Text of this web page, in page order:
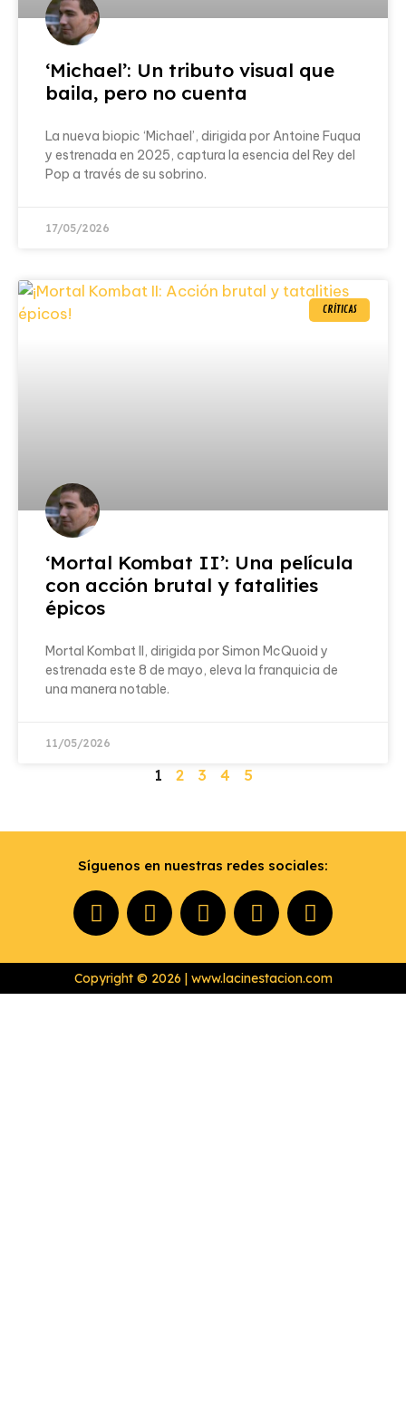
‘Michael’: Un tributo visual que
baila, pero no cuenta
La nueva biopic ‘Michael’, dirigida por Antoine Fuqua
y estrenada en 2025, captura la esencia del Rey del
Pop a través de su sobrino.
17/05/2026
CRÍTICAS
‘Mortal Kombat II’: Una película
con acción brutal y fatalities
épicos
Mortal Kombat II, dirigida por Simon McQuoid y
estrenada este 8 de mayo, eleva la franquicia de
una manera notable.
11/05/2026
1 2 3 4 5
Síguenos en nuestras redes sociales:
Copyright © 2026 | www.lacinestacion.com